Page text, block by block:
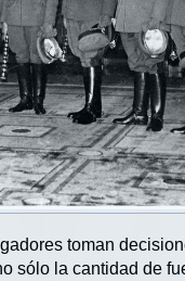
toman
sólo la cantidad de